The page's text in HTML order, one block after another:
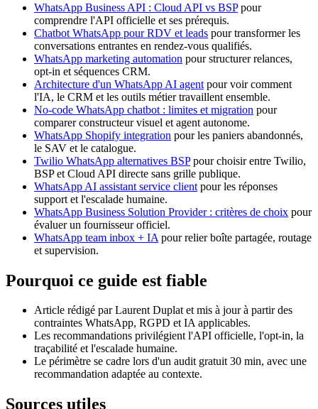
WhatsApp Business API : Cloud API vs BSPpour
comprendre l'API officielle et ses prérequis.
Chatbot WhatsApp pour RDV et leads pour transformer les
conversations entrantes en rendez-vous qualifiés.
WhatsApp marketing automation pour structurer relances,
opt-in et séquences CRM.
Architecture d'un WhatsApp AI agent pour voir comment
l'IA, le CRM et les outils métier travaillent ensemble.
No-code WhatsApp chatbot : limites et migration pour
comparer constructeur visuel et agent autonome.
WhatsApp Shopify integration pour les paniers abandonnés,
le SAV et le catalogue.
Twilio WhatsApp alternatives BSPpour choisir entre Twilio,
BSP et Cloud API directe sans grille publique.
WhatsApp AI assistant service client pour les réponses
support et l'escalade humaine.
WhatsApp Business Solution Provider : critères de choix pour
évaluer un fournisseur officiel.
WhatsApp team inbox + IA pour relier boîte partagée, routage
et supervision.
Pourquoi ce guide est fiable
Article rédigé par Laurent Duplat et mis à jour à partir des
contraintes WhatsApp, RGPD et IA applicables.
Les recommandations privilégient l'API officielle, l'opt-in, la
traçabilité et l'escalade humaine.
Le périmètre se cadre lors d'un audit gratuit 30 min, avec une
recommandation adaptée au contexte.
Sources utiles